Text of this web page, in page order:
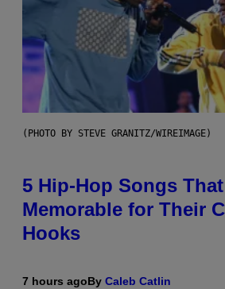
(PHOTO BY STEVE GRANITZ/WIREIMAGE)
5 Hip-Hop Songs
Memorable for Their
Hooks
7 hours agoBy Caleb Catlin